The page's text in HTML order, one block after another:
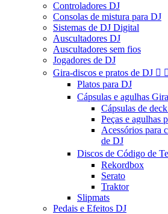
Controladores DJ
Consolas de mistura para DJ
Sistemas de DJ Digital
Auscultadores DJ
Auscultadores sem fios
Jogadores de DJ
Gira-discos e pratos de DJ  
Platos para DJ
Cápsulas e agulhas
Cápsulas de
Peças e agulhas
Acessórios para
de DJ
Discos de Código de
Rekordbox
Serato
Traktor
Slipmats
Pedais e Efeitos DJ